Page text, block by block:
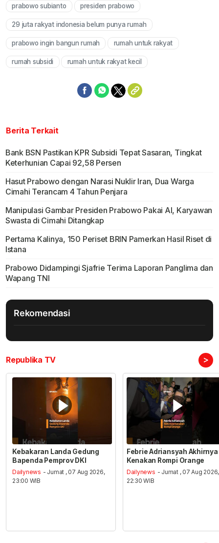
prabowo subianto presiden prabowo
29 juta rakyat indonesia belum punya rumah
prabowo ingin bangun rumah rumah untuk rakyat
rumah subsidi rumah untuk rakyat kecil
Berita Terkait
Bank BSN Pastikan KPR Subsidi Tepat Sasaran, Tingkat
Keterhunian Capai 92,58 Persen
Hasut Prabowo dengan Narasi Nuklir Iran, Dua Warga
Cimahi Terancam 4 Tahun Penjara
Manipulasi Gambar Presiden Prabowo Pakai AI, Karyawan
Swasta di Cimahi Ditangkap
Pertama Kalinya, 150 Periset BRIN Pamerkan Hasil Riset di
Istana
Prabowo Didampingi Sjafrie Terima Laporan Panglima dan
Wapang TNI
Rekomendasi
Republika TV >
Kebakaran Landa Gedung
Bapenda Pemprov DKI
Dailynews - Jumat , 07 Aug 2026,
23:00 WIB
Febrie Adriansyah Akhirnya
Kenakan Rompi Orange
Dailynews - Jumat , 07 Aug 2026,
22:30 WIB